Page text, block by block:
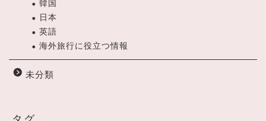
韓国
日本
英語
海外旅行に役立つ情報
未分類